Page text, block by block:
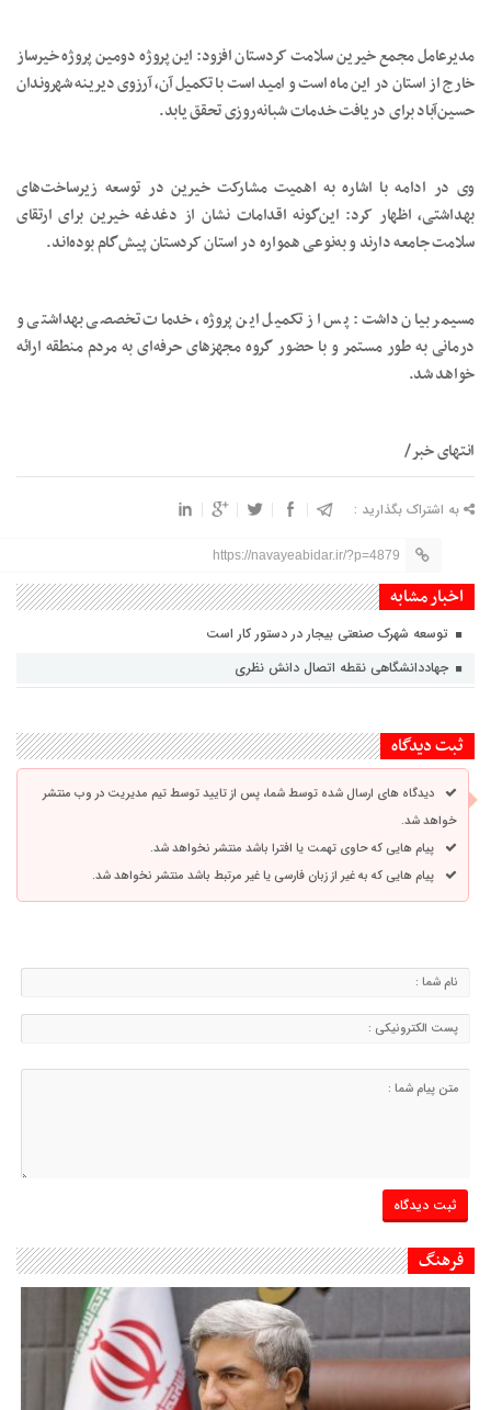
مدیرعامل مجمع خیرین سلامت کردستان افزود: این پروژه دومین پروژه خیرساز
خارج از استان در این ماه است و امید است با تکمیل آن، آرزوی دیرینه شهروندان
حسین‌آباد برای دریافت خدمات شبانه‌روزی تحقق یابد.
وی در ادامه با اشاره به اهمیت مشارکت خیرین در توسعه زیرساخت‌های
بهداشتی، اظهار کرد: این‌گونه اقدامات نشان از دغدغه خیرین برای ارتقای
سلامت جامعه دارند و به‌نوعی همواره در استان کردستان پیش‌گام بوده‌اند.
مسیمر بیان داشت: پس از تکمیل این پروژه، خدمات تخصصی بهداشتی و
درمانی به طور مستمر و با حضور گروه مجهزهای حرفه‌ای به مردم منطقه ارائه
خواهد شد.
انتهای خبر/
به اشتراک بگذارید :
https://navayeabidar.ir/?p=4879
اخبار مشابه
توسعه شهرک صنعتی بیجار در دستور کار است
جهاددانشگاهی نقطه اتصال دانش نظری
ثبت دیدگاه
دیدگاه های ارسال شده توسط شما، پس از تایید توسط تیم مدیریت در وب منتشر
خواهد شد.
پیام هایی که حاوی تهمت یا افترا باشد منتشر نخواهد شد.
پیام هایی که به غیر از زبان فارسی یا غیر مرتبط باشد منتشر نخواهد شد.
فرهنگ